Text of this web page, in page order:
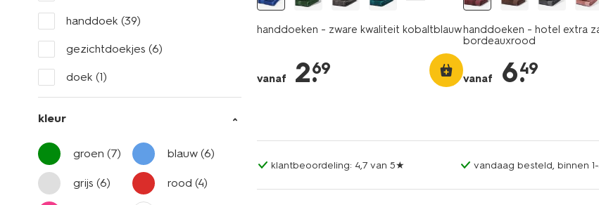
handdoek (39)
gezichtdoekjes (6)
doek (1)
kleur
groen (7) blauw(6)
grijs (6) rood(4)
handdoeken - zware kwaliteit kobaltblauw
vanaf 2.
69
handdoeken - hotel extra
bordeauxrood
vanaf 6.
49
klantbeoordeling: 4,7 van 5★ vandaag besteld, binnen